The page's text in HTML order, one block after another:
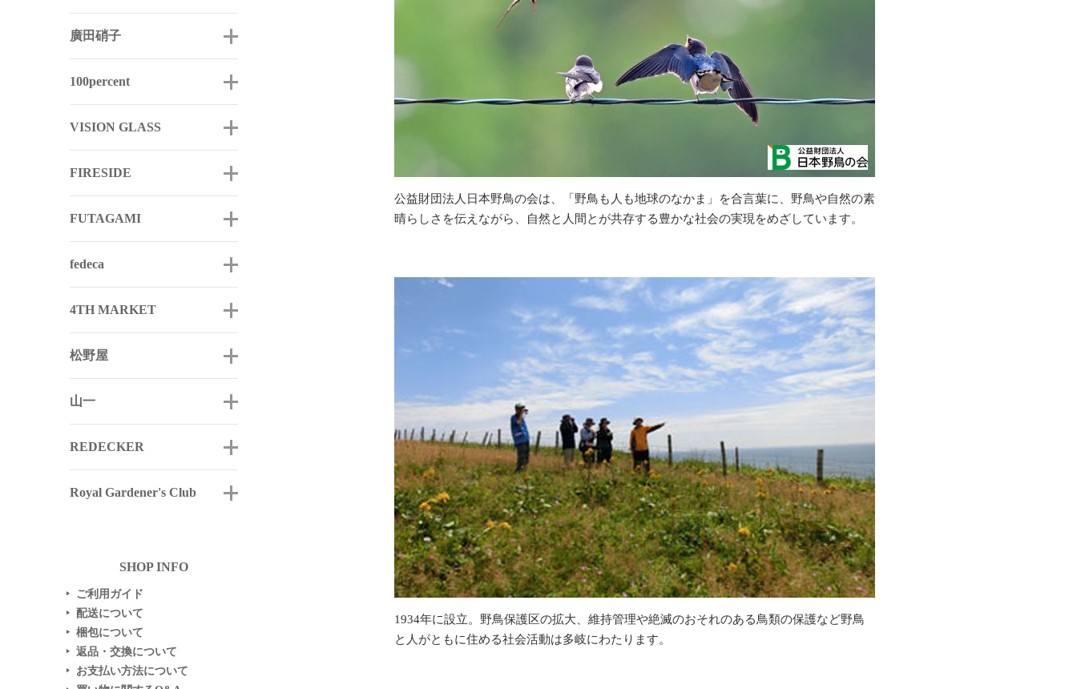
廣田硝子
100percent
VISION GLASS
FIRESIDE
FUTAGAMI
fedeca
4TH MARKET
松野屋
山一
REDECKER
Royal Gardener's Club
SHOP INFO
▶ ご利用ガイド
▶ 配送について
▶ 梱包について
▶ 返品・交換について
▶ お支払い方法について
公益財団法人日本野鳥の会は、「野鳥も人も地球のなかま」を合言葉に、野鳥や自然の素
晴らしさを伝えながら、自然と人間とが共存する豊かな社会の実現をめざしています。
1934年に設立。野鳥保護区の拡大、維持管理や絶滅のおそれのある鳥類の保護など野鳥
と人がともに住める社会活動は多岐にわたります。